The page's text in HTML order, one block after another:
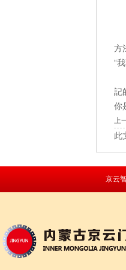
方
“
“
記
你
上
此
京云